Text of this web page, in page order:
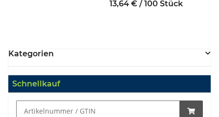
M2,5 SW5
13,64 € / 100 Stück
Kategorien
Schnellkauf